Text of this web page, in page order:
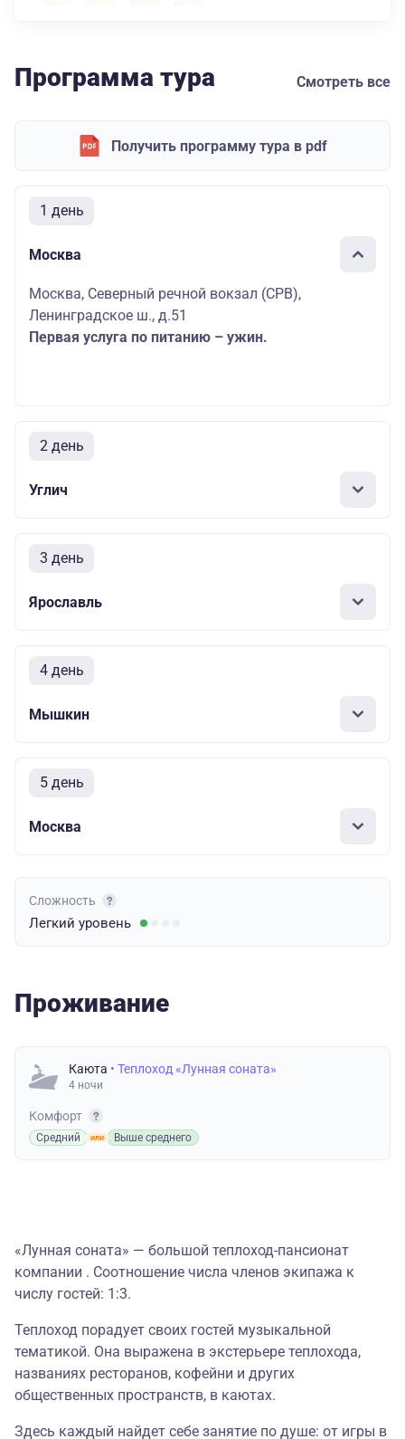
Программа тура Смотреть все
Получить программу тура в pdf
1 день
Москва
Москва, Северный речной вокзал (СРВ),
Ленинградское ш., д.51
Первая услуга по питанию – ужин.
2 день
Углич
3 день
Ярославль
4 день
Мышкин
5 день
Москва
Сложность
Легкий уровень
Проживание
Каюта • Теплоход «Лунная соната»
4 ночи
Комфорт
Средний Выше среднего
«Лунная соната» — большой теплоход-пансионат
компании . Соотношение числа членов экипажа к
числу гостей: 1:3.
Теплоход порадует своих гостей музыкальной
тематикой. Она выражена в экстерьере теплохода,
названиях ресторанов, кофейни и других
общественных пространств, в каютах.
Здесь каждый найдет себе занятие по душе: от игры в